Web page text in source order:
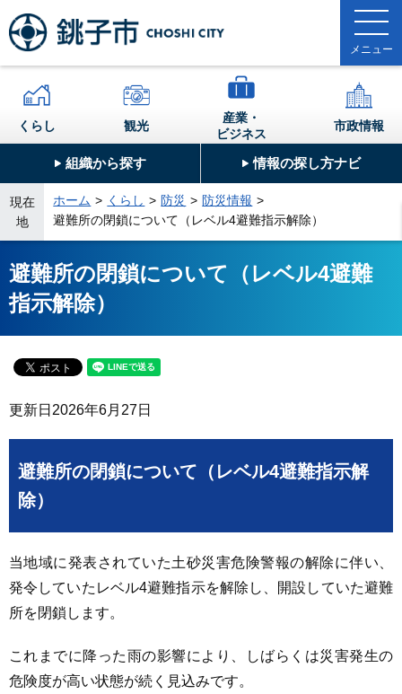
組織から探す 情報の探し方ナビ
くらし 観光
産業・
ビジネス
市政情報
現在
地
ホーム くらし 防災
防災情報
避難所の閉鎖について（レベル4避難指示解除）
避難所の閉鎖について（レベル4避難
指示解除）
更新日 2026年6月27日
避難所の閉鎖について（レベル4避難指示解
除）
当地域に発表されていた土砂災害危険警報の解除に伴い、
発令していたレベル4避難指示を解除し、開設していた避難
所を閉鎖します。
これまでに降った雨の影響により、しばらくは災害発生の
危険度が高い状態が続く見込みです。